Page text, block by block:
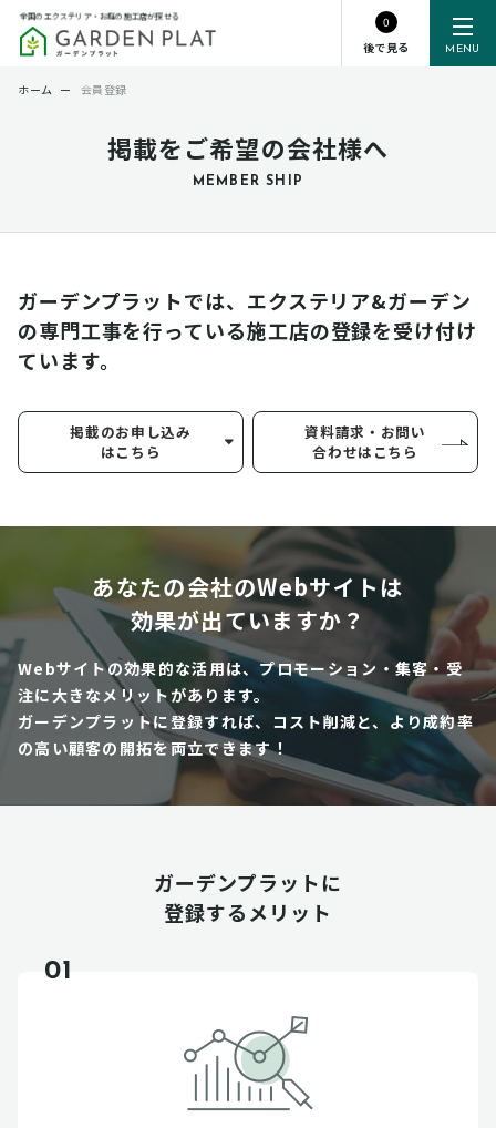
MENU
全国のエクステリア・お庭の施工店が探せる
0
後で見る
掲載をご希望の会社様へ
MEMBER SHIP
ホーム ー 会員登録
ガーデンプラットでは、エクステリア&ガーデン
の専門工事を行っている施工店の登録を受け付け
ています。
掲載のお申し込み
はこちら
資料請求・お問い
合わせはこちら
あなたの会社のWebサイトは
効果が出ていますか？
Webサイトの効果的な活用は、プロモーション・集客・受
注に大きなメリットがあります。
ガーデンプラットに登録すれば、コスト削減と、より成約率
の高い顧客の開拓を両立できます！
ガーデンプラットに
登録するメリット
01